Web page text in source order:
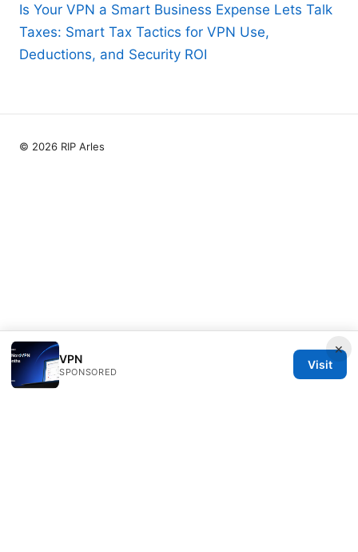
Is Your VPN a Smart Business Expense Lets Talk
Taxes: Smart Tax Tactics for VPN Use,
Deductions, and Security ROI
×
VPN
SPONSORED
Visit
© 2026 RIP Arles